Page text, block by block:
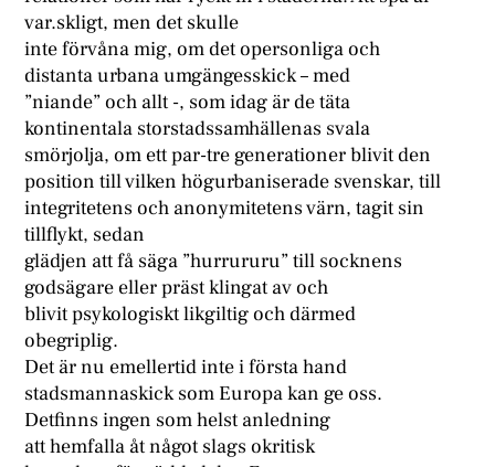
var.skligt, men det skulle
inte förvåna mig, om det opersonliga och
distanta urbana umgängesskick – med
”niande” och allt -, som idag är de täta
kontinentala storstadssamhällenas svala
smörjolja, om ett par-tre generationer blivit den
position till vilken högurbaniserade svenskar, till
integritetens och anonymitetens värn, tagit sin
tillflykt, sedan
glädjen att få säga ”hurrururu” till socknens
godsägare eller präst klingat av och
blivit psykologiskt likgiltig och därmed
obegriplig.
Det är nu emellertid inte i första hand
stadsmannaskick som Europa kan ge oss.
Detfinns ingen som helst anledning
att hemfalla åt något slags okritisk